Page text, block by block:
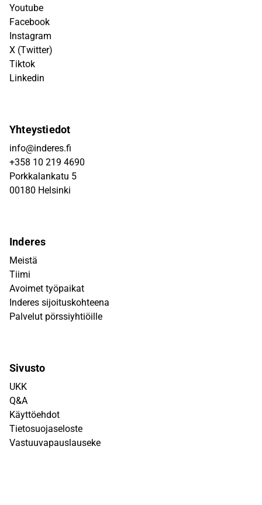
Youtube
Facebook
Instagram
X (Twitter)
Tiktok
Linkedin
Yhteystiedot
info@inderes.fi
+358 10 219 4690
Porkkalankatu 5
00180 Helsinki
Inderes
Meistä
Tiimi
Avoimet työpaikat
Inderes sijoituskohteena
Palvelut pörssiyhtiöille
Sivusto
UKK
Q&A
Käyttöehdot
Tietosuojaseloste
Vastuuvapauslauseke